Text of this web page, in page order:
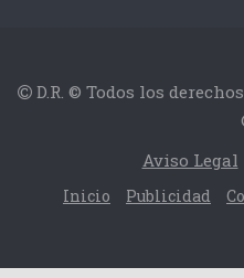
D.R. © Todos los
Aviso Legal
Inicio Publicidad